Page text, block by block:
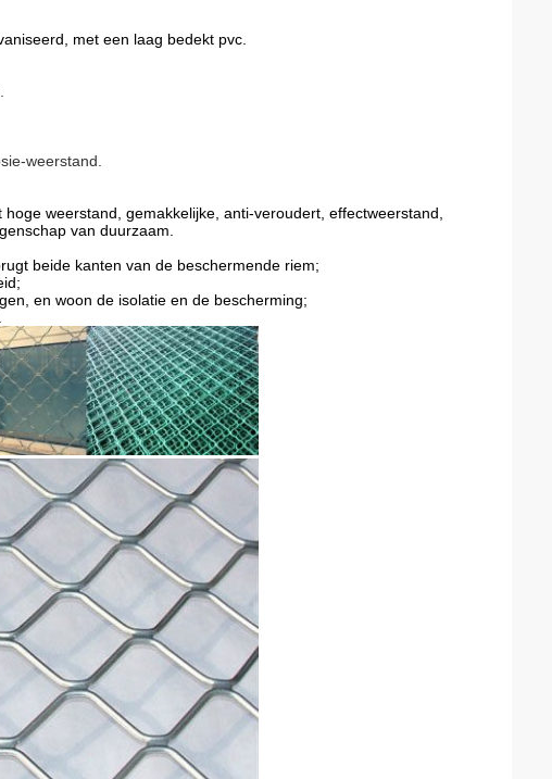
met een laag bedekt pvc.
weerstand.
weerstand, gemakkelijke, anti-veroudert, effectweerstand,
van duurzaam.
beide kanten van de beschermende riem;
en woon de isolatie en de bescherming;